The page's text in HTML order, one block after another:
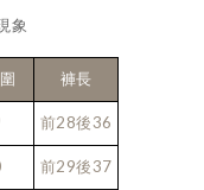
象
褲長
前28後36
前29後37